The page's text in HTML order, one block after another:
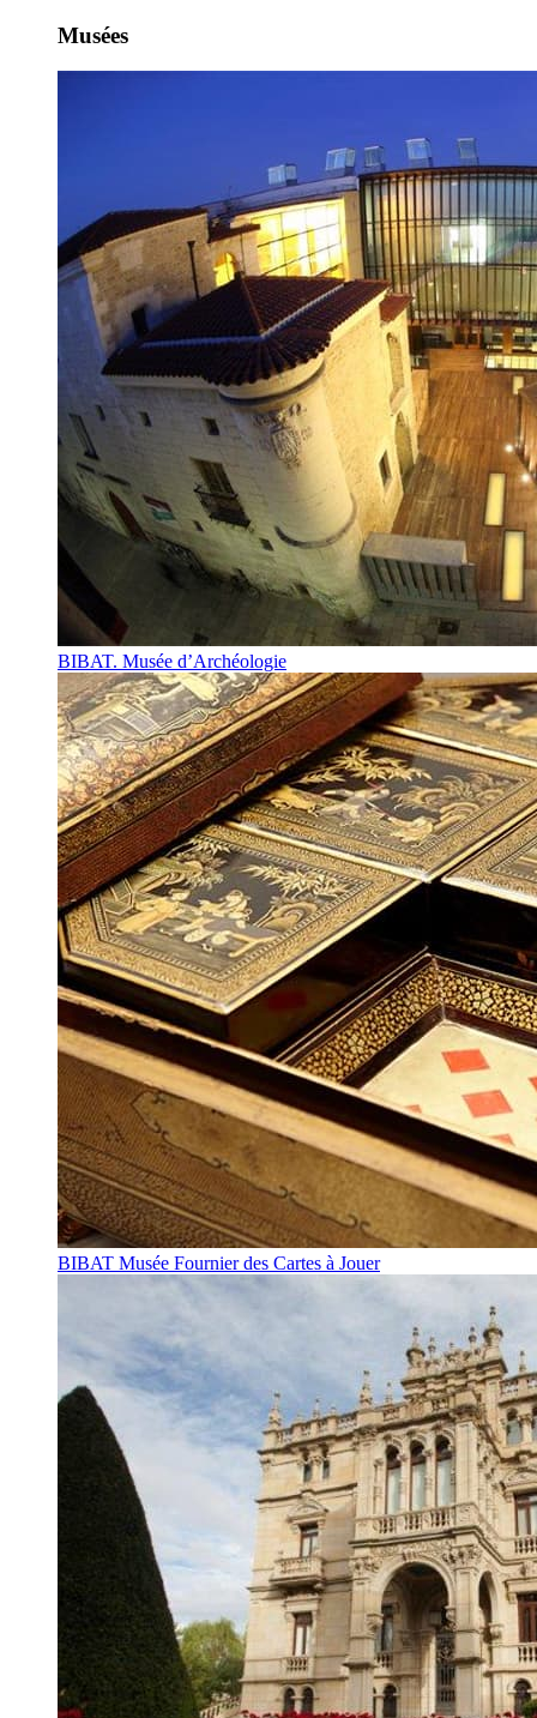
Musées
BIBAT. Musée d’Archéologie
BIBAT Musée Fournier des Cartes à Jouer